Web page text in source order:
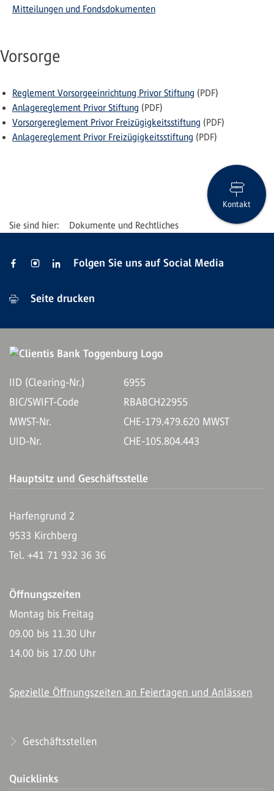
Mitteilungen und Fondsdokumenten
Vorsorge
Reglement Vorsorgeeinrichtung Privor Stiftung (PDF)
Anlagereglement Privor Stiftung (PDF)
Vorsorgereglement Privor Freizügigkeitsstiftung (PDF)
Anlagereglement Privor Freizügigkeitsstiftung (PDF)
Dokumente und Rechtliches
Kontakt
Folgen Sie uns auf Social Media
Seite drucken
IID (Clearing-Nr.)
6955
BIC/SWIFT-Code
RBABCH22955
MWST-Nr.
CHE-179.479.620 MWST
UID-Nr.
CHE-105.804.443
Hauptsitz und Geschäftsstelle
Harfengrund 2
9533 Kirchberg
Tel. +41 71 932 36 36
Öffnungszeiten
Montag bis Freitag
09.00 bis 11.30 Uhr
14.00 bis 17.00 Uhr
Spezielle Öffnungszeiten an Feiertagen und Anlässen
Geschäftsstellen
Quicklinks